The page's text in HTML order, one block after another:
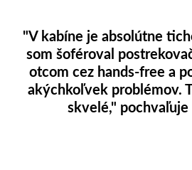
"V kabíne je absolútne
som šoféroval
otcom cez hands-free a
akýchkoľvek problémov.
skvelé,"